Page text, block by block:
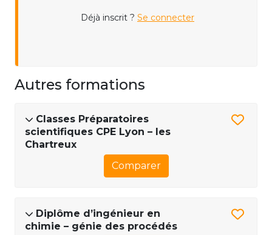
Déjà inscrit ? Se connecter
Autres formations
Classes Préparatoires
scientifiques CPE Lyon – les
Chartreux
Comparer
Diplôme d’ingénieur en
chimie – génie des procédés